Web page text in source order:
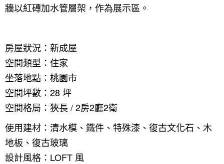
牆以紅磚加水管層架，作為展示區。
房屋狀況：新成屋
空間類型：住家
坐落地點：桃園市
空間坪數：28 坪
空間格局：狹長 / 2房2廳2衛
使用建材：清水模、鐵件、特殊漆、復古文化石、木
地板、復古玻璃
設計風格：LOFT 風